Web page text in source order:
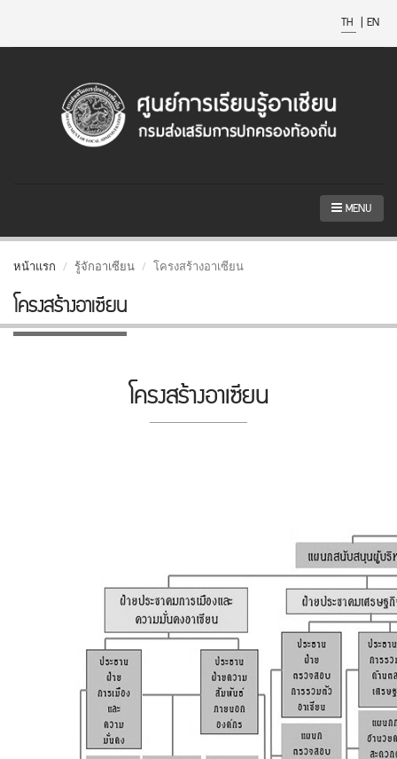
TH | EN
MENU
หน้าแรก รู้จักอาเซียน โครงสร้างอาเซียน
โครงสร้างอาเซียน
โครงสร้างอาเซียน